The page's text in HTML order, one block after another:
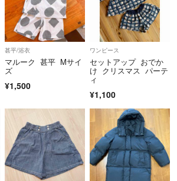
甚平/浴衣
マルーク 甚平 Mサイ
ズ
¥1,500
ワンピース
セットアップ おでか
け クリスマス パーテ
ィ
¥1,100